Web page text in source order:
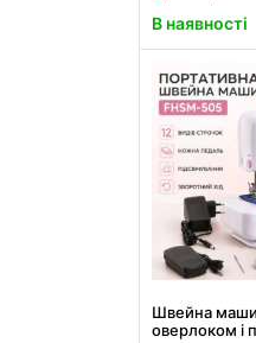
В наявності
Швейна
оверлоком і